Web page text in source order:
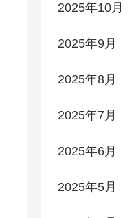
2025年10月
2025年9月
2025年8月
2025年7月
2025年6月
2025年5月